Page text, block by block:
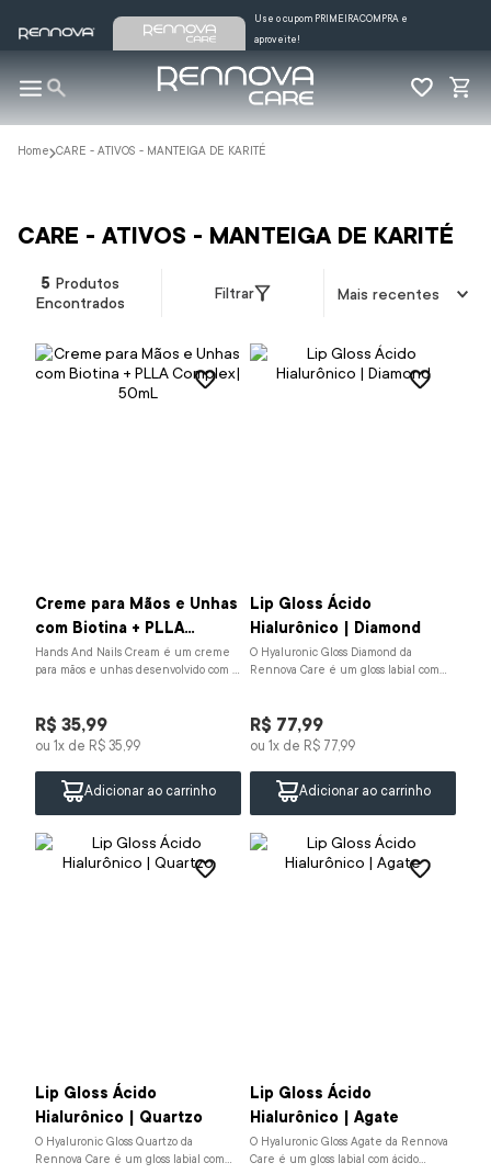
Use o cupom PRIMEIRACOMPRA e
aproveite!
CARE - ATIVOS - MANTEIGA DE KARITÉ
CARE - ATIVOS - MANTEIGA DE KARITÉ
5 Produtos
Encontrados
Filtrar Mais recentes
Creme para Mãos e Unhas
com Biotina + PLLA
Complex| 50mL
Hands And Nails Cream é um creme
para mãos e unhas desenvolvido com a
R$ 35,99
ou 1x de R$ 35,99
Adicionar ao carrinho
Lip Gloss Ácido
Hialurônico | Diamond
O Hyaluronic Gloss Diamond da
Rennova Care é um gloss labial com
R$ 77,99
ou 1x de R$ 77,99
Adicionar ao carrinho
Lip Gloss Ácido
Hialurônico | Quartzo
O Hyaluronic Gloss Quartzo da
Rennova Care é um gloss labial com
Lip Gloss Ácido
Hialurônico | Agate
O Hyaluronic Gloss Agate da Rennova
Care é um gloss labial com ácido